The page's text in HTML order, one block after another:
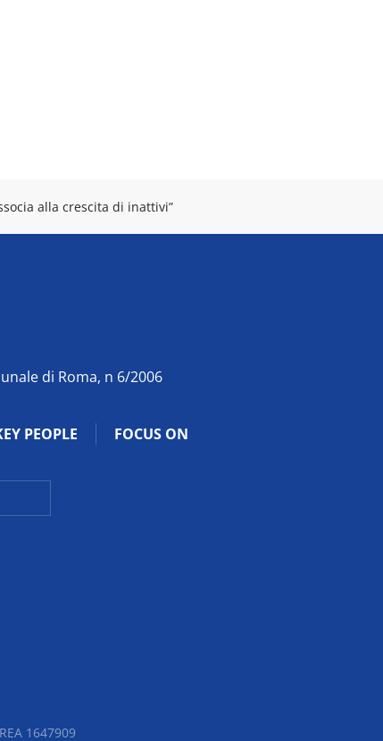
alla crescita di inattivi”
di Roma, n 6/2006
PEOPLE FOCUS ON
1647909